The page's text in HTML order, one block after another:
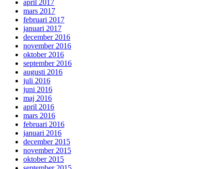
april 2017
mars 2017
februari 2017
januari 2017
december 2016
november 2016
oktober 2016
september 2016
augusti 2016
juli 2016
juni 2016
maj 2016
april 2016
mars 2016
februari 2016
januari 2016
december 2015
november 2015
oktober 2015